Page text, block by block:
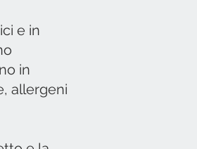
e in
in
allergeni